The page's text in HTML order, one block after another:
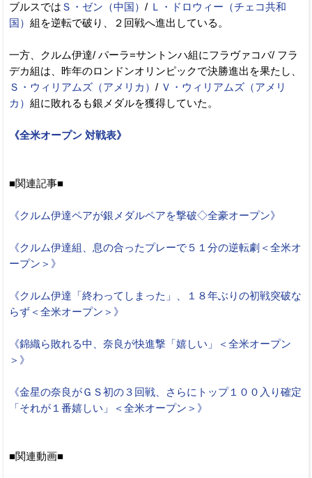
ブルスでは Ｓ・ゼン（中国） / Ｌ・ドロウィー（チェコ共和
国） 組を逆転で破り、２回戦へ進出している。
一方、クルム伊達/ パーラ=サントンハ組にフラヴァコバ/ フラ
デカ組は、昨年のロンドンオリンピックで決勝進出を果たし、
Ｓ・ウィリアムズ（アメリカ） / Ｖ・ウィリアムズ（アメリ
カ） 組に敗れるも銀メダルを獲得していた。
《全米オープン 対戦表》
■関連記事■
《クルム伊達ペアが銀メダルペアを撃破◇全豪オープン》
《クルム伊達組、息の合ったプレーで５１分の逆転劇＜全米オ
ープン＞》
《クルム伊達「終わってしまった」、１８年ぶりの初戦突破な
らず＜全米オープン＞》
《錦織ら敗れる中、奈良が快進撃「嬉しい」＜全米オープン
＞》
《金星の奈良がＧＳ初の３回戦、さらにトップ１００入り確定
「それが１番嬉しい」＜全米オープン＞》
■関連動画■